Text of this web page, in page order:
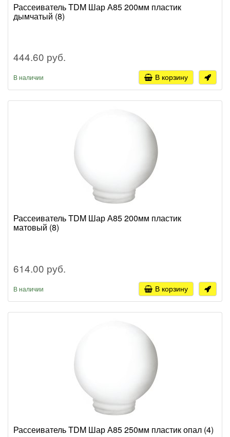
Рассеиватель TDM Шар А85 200мм пластик
дымчатый (8)
444.60 руб.
В наличии В корзину
Рассеиватель TDM Шар А85 200мм пластик
матовый (8)
614.00 руб.
В наличии В корзину
Рассеиватель TDM Шар А85 250мм пластик опал (4)